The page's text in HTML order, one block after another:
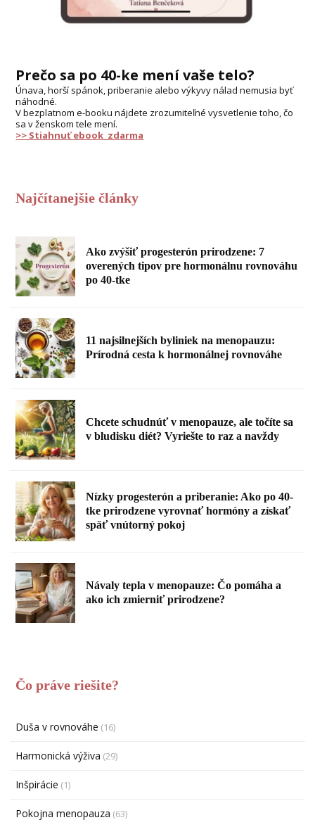
Prečo sa po 40-ke mení vaše telo?
Únava, horší spánok, priberanie alebo výkyvy nálad nemusia byť
náhodné.
V bezplatnom e-booku nájdete zrozumiteľné vysvetlenie toho, čo
sa v ženskom tele mení.
>> Stiahnuť ebook zdarma
Najčítanejšie články
Ako zvýšiť progesterón prirodzene: 7
overených tipov pre hormonálnu rovnováhu
po 40-tke
11 najsilnejších byliniek na menopauzu:
Prírodná cesta k hormonálnej rovnováhe
Chcete schudnúť v menopauze, ale točíte sa
v bludisku diét? Vyriešte to raz a navždy
Nízky progesterón a priberanie: Ako po 40-
tke prirodzene vyrovnať hormóny a získať
späť vnútorný pokoj
Návaly tepla v menopauze: Čo pomáha a
ako ich zmierniť prirodzene?
Čo práve riešite?
Duša v rovnováhe (16)
Harmonická výživa (29)
Inšpirácie (1)
Pokojna menopauza (63)